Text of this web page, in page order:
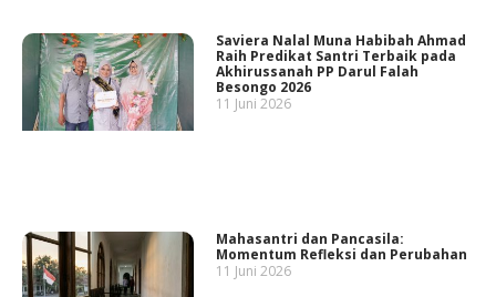
Saviera Nalal Muna Habibah Ahmad
Raih Predikat Santri Terbaik pada
Akhirussanah PP Darul Falah
Besongo 2026
11 Juni 2026
Mahasantri dan Pancasila:
Momentum Refleksi dan Perubahan
11 Juni 2026